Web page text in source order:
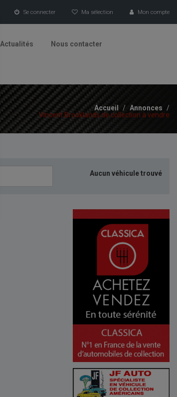
Se connecter Ma sélection Mon compte
Actualités Nous contacter
Accueil / Annonces
/
Vincent Brooklands de collection à vendre
Aucun véhicule trouvé